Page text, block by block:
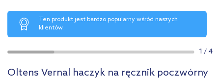
Ten produkt jest bardzo popularny wśród naszych
klientów.
1 / 4
Oltens Vernal haczyk na ręcznik poczwórny